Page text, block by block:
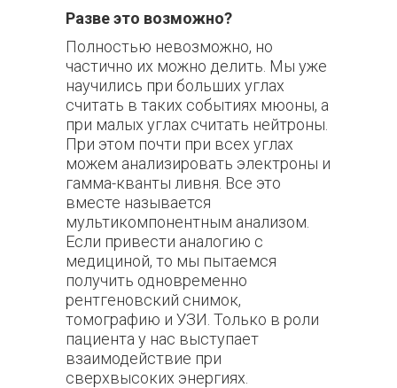
Разве это возможно?
Полностью невозможно, но
частично их можно делить. Мы уже
научились при больших углах
считать в таких событиях мюоны, а
при малых углах считать нейтроны.
При этом почти при всех углах
можем анализировать электроны и
гамма-кванты ливня. Все это
вместе называется
мультикомпонентным анализом.
Если привести аналогию с
медициной, то мы пытаемся
получить одновременно
рентгеновский снимок,
томографию и УЗИ. Только в роли
пациента у нас выступает
взаимодействие при
сверхвысоких энергиях.